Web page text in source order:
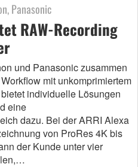
Panasonic
RAW-Recording
und Panasonic zusammen
mit unkomprimiertem
individuelle Lösungen
eine
dazu. Bei der ARRI Alexa
von ProRes 4K bis
der Kunde unter vier